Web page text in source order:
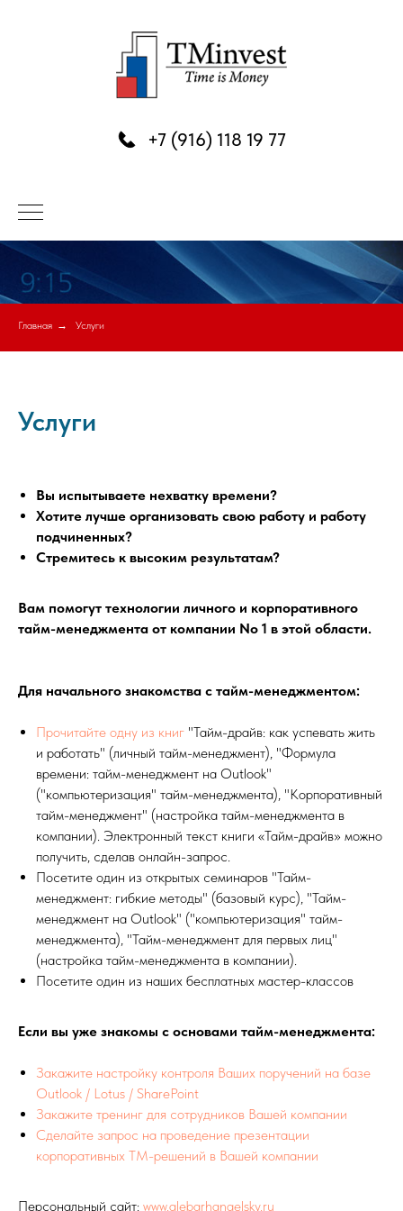
+7 (916) 118 19 77
Главная → Услуги
Услуги
Вы испытываете нехватку времени?
Хотите лучше организовать свою работу и работу
подчиненных?
Стремитесь к высоким результатам?
Вам помогут технологии личного и корпоративного
тайм-менеджмента от компании No 1 в этой области.
Для начального знакомства с тайм-менеджментом:
Прочитайте одну из книг "Тайм-драйв: как успевать жить
и работать" (личный тайм-менеджмент), "Формула
времени: тайм-менеджмент на Outlook"
("компьютеризация" тайм-менеджмента), "Корпоративный
тайм-менеджмент" (настройка тайм-менеджмента в
компании). Электронный текст книги «Тайм-драйв» можно
получить, сделав онлайн-запрос.
Посетите один из открытых семинаров "Тайм-
менеджмент: гибкие методы" (базовый курс), "Тайм-
менеджмент на Outlook" ("компьютеризация" тайм-
менеджмента), "Тайм-менеджмент для первых лиц"
(настройка тайм-менеджмента в компании).
Посетите один из наших бесплатных мастер-классов
Если вы уже знакомы с основами тайм-менеджмента:
Закажите настройку контроля Ваших поручений на базе
Outlook / Lotus / SharePoint
Закажите тренинг для сотрудников Вашей компании
Сделайте запрос на проведение презентации
корпоративных ТМ-решений в Вашей компании
Персональный сайт: www.glebarhangelsky.ru